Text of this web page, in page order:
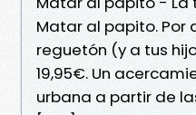
Matar al papito. Por
reguetón (y a tus
19,95€. Un
urbana a partir de